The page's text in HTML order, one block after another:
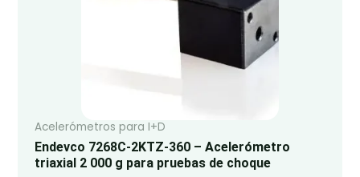
Acelerómetros para I+D
Endevco 7268C-2KTZ-360 – Acelerómetro
triaxial 2 000 g para pruebas de choque